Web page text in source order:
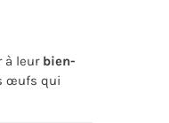
à leur bien-
œufs qui